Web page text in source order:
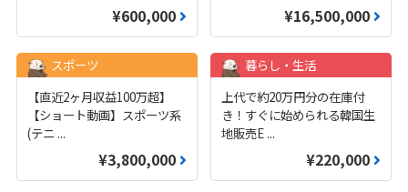
¥600,000 ¥16,500,000
スポーツ
【直近2ヶ月収益100万超】
【ショート動画】スポーツ系
(テニ ...
¥3,800,000
暮らし・生活
上代で約20万円分の在庫付
き！すぐに始められる韓国生
地販売E ...
¥220,000